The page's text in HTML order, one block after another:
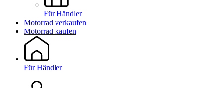
Für Händler
Motorrad verkaufen
Motorrad kaufen
Für Händler